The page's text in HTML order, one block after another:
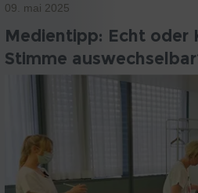
09. mai 2025
Medientipp: Echt oder
Stimme